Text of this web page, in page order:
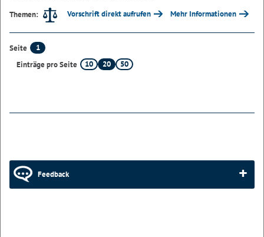
Themen:
Vorschrift direkt aufrufen Mehr Informationen
Seite
1
Einträge pro Seite
10 20 50
Feedback